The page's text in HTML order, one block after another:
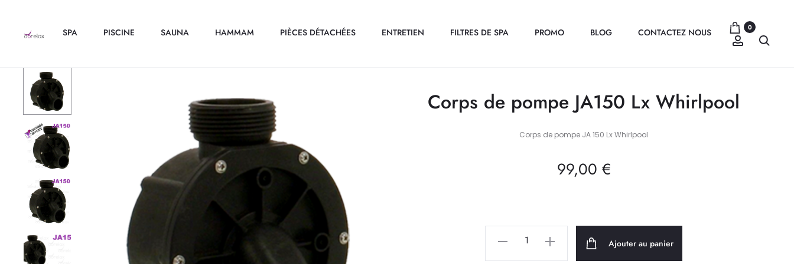
SPA PISCINE SAUNA HAMMAM PIÈCES DÉTACHÉES ENTRETIEN FILTRES DE SPA PROMO BLOG CONTACTEZ NOUS 0
Compte
Corps de pompe JA150 Lx Whirlpool
Corps de pompe JA 150 Lx Whirlpool
99,00 €
quantité
Ajouter au panier